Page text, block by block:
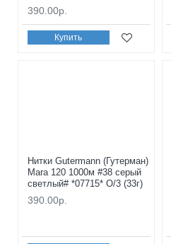
390.00р.
Купить
Нитки Gutermann (Гутерман)
Mara 120 1000м #38 серый
светлый# *07715* O/3 (33г)
390.00р.